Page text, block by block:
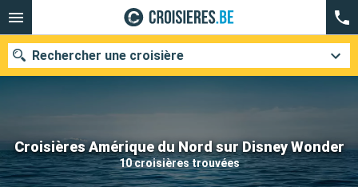
Croisières Amérique du Nord sur Disney Wonder
10 croisières trouvées
Rechercher une croisière
Nos destinations
Mois de départ